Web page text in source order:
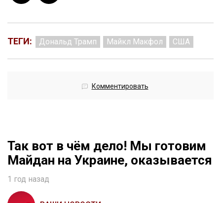
ТЕГИ: Дональд Трамп Майкл Макфол США
Комментировать
Так вот в чём дело! Мы готовим
Майдан на Украине, оказывается
1 год назад